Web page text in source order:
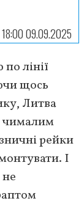
18:00 09.09.2025
лінії
щось
Литва
чималим
рейки
І